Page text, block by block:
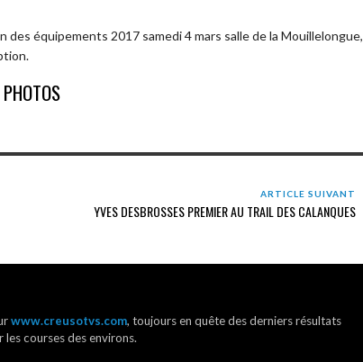
équipements 2017 samedi 4 mars salle de la Mouillelongue,
PHOTOS
ARTICLE SUIVANT
YVES DESBROSSES PREMIER AU TRAIL DES CALANQUES
www.creusotvs.com, toujours en quête des derniers résultats
les courses des environs.